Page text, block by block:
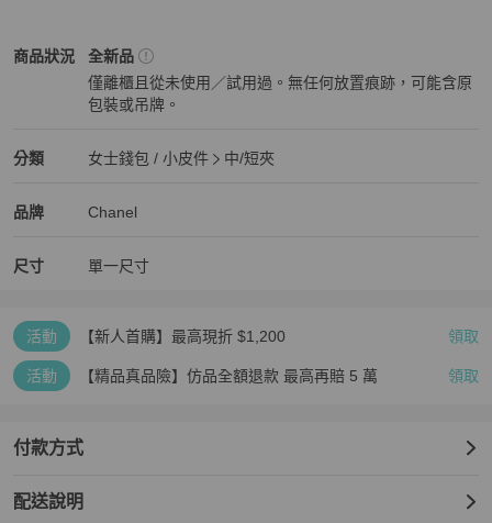
商品狀況
Chanel女士錢包 / 小皮件
全新品
僅離櫃且從未使用／試用過。無任何放置痕跡，可能含原
包裝或吊牌。
分類
Chanel 女士錢包 / 小皮件分類資訊
女士錢包 / 小皮件
中/短夾
品牌
Chanel 精品女士錢包 / 小皮件
Chanel
Chanel 推薦清單
尺寸 單一尺寸
活動 【新人首購】最高現折 $1,200 領取
活動 【精品真品險】仿品全額退款 最高再賠 5 萬 領取
付款方式
配送說明